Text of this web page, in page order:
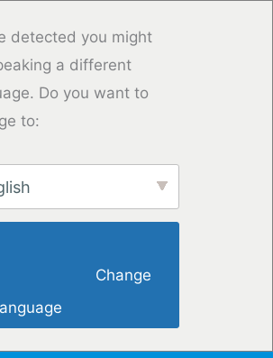
detected you might
a different
Do you want to
to: